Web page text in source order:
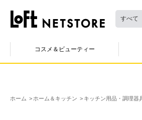
すべて
コスメ＆ビューティー
ホーム ホーム＆キッチン キッチン用品・調理器